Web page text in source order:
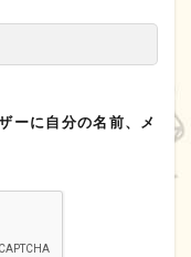
ーに自分の名前、メ